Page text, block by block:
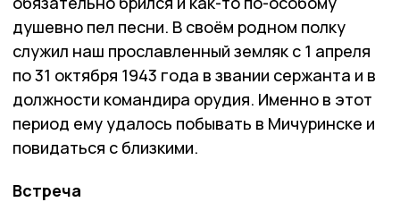
душевно пел песни. В своём родном полку
служил наш прославленный земляк с 1 апреля
по 31 октября 1943 года в звании сержанта и в
должности командира орудия. Именно в этот
период ему удалось побывать в Мичуринске и
повидаться с близкими.
Встреча